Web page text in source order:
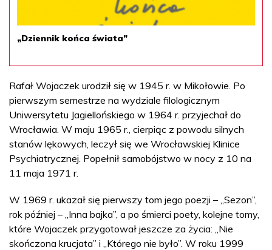
„Dziennik końca świata”
Rafał Wojaczek urodził się w 1945 r. w Mikołowie. Po
pierwszym semestrze na wydziale filologicznym
Uniwersytetu Jagiellońskiego w 1964 r. przyjechał do
Wrocławia. W maju 1965 r., cierpiąc z powodu silnych
stanów lękowych, leczył się we Wrocławskiej Klinice
Psychiatrycznej. Popełnił samobójstwo w nocy z 10 na
11 maja 1971 r.
W 1969 r. ukazał się pierwszy tom jego poezji – „Sezon”,
rok później – „Inna bajka”, a po śmierci poety, kolejne tomy,
które Wojaczek przygotował jeszcze za życia: „Nie
skończona krucjata” i „Którego nie było”. W roku 1999